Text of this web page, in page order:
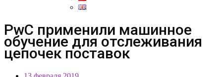
PwC применили машинное
обучение для отслеживания
цепочек поставок